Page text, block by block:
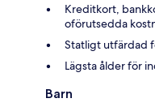
Kreditkort,
oförutsedda
Statligt utfärdad
Lägsta ålder för
Barn